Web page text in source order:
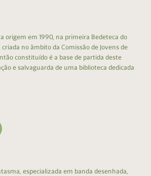
origem em 1990, na primeira Bedeteca do
no âmbito da Comissão de Jovens de
constituído é a base de partida deste
e salvaguarda de uma biblioteca dedicada
especializada em banda desenhada,